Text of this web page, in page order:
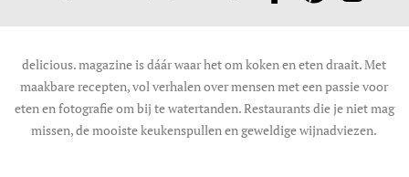
delicious. magazine is dáár waar het om koken en eten draait. Met
maakbare recepten, vol verhalen over mensen met een passie voor
eten en fotografie om bij te watertanden. Restaurants die je niet mag
missen, de mooiste keukenspullen en geweldige wijnadviezen.